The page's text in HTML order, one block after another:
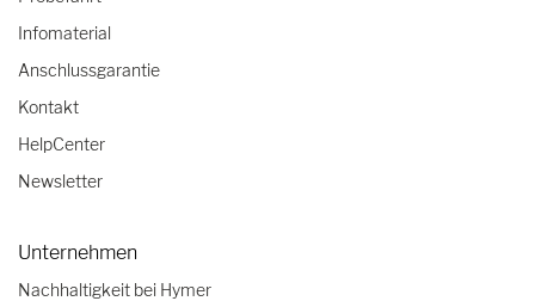
Infomaterial
Anschlussgarantie
Kontakt
HelpCenter
Newsletter
Unternehmen
Nachhaltigkeit bei Hymer